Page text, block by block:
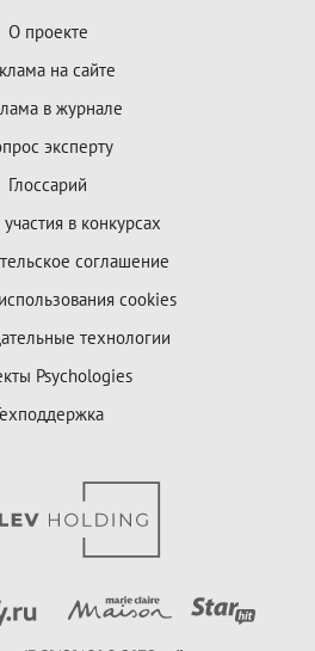
О проекте
на сайте
в журнале
эксперту
Глоссарий
в конкурсах
соглашение
cookies
технологии
Psychologies